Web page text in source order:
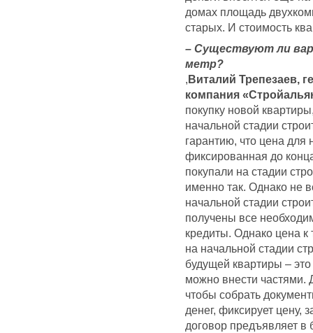
домах площадь
старых. И стоимость
– Существуют ли
метр?
,Виталий Трепезаев,
компания
покупку новой
начальной стадии
гарантию, что цена для
фиксированная до
покупали на стадии
именно так. Однако не
начальной стадии
получены все
кредиты. Однако цена к
на начальной стадии
будущей квартиры –
можно внести частями.
чтобы собрать
денег, фиксирует цену,
договор предъявляет